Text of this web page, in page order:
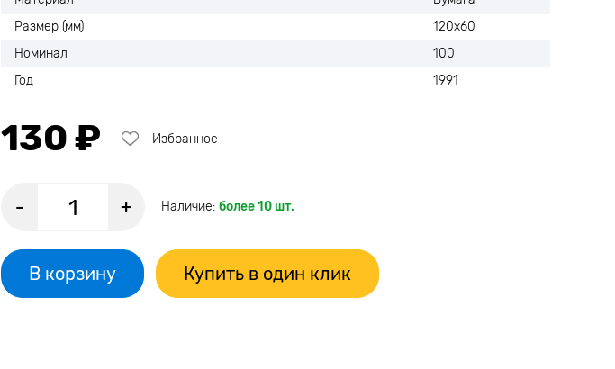
Размер (мм)
120х60
Номинал
100
Год
1991
130 ₽ Избранное
- + Наличие: более 10 шт.
В корзину Купить в один клик